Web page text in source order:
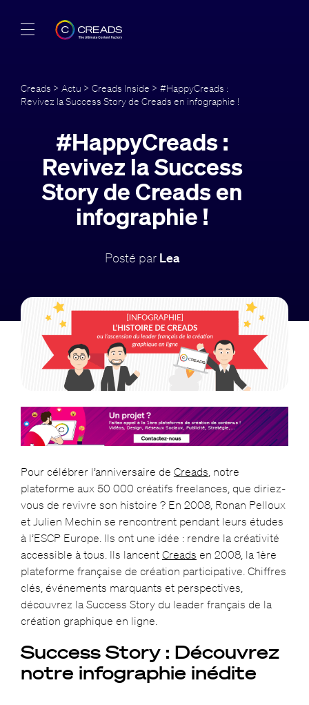
Offres
À propos
Guide
Creads > Actu > Creads Inside > #HappyCreads :
Revivez la Success Story de Creads en infographie !
#HappyCreads :
Revivez la Success
Story de Creads en
infographie !
Posté par Lea
Pour célébrer l’anniversaire de Creads, notre
plateforme aux 50 000 créatifs freelances, que diriez-
vous de revivre son histoire ? En 2008, Ronan Pelloux
et Julien Mechin se rencontrent pendant leurs études
à l’ESCP Europe. Ils ont une idée : rendre la créativité
accessible à tous. Ils lancent Creads en 2008, la 1ère
plateforme française de création participative. Chiffres
clés, événements marquants et perspectives,
découvrez la Success Story du leader français de la
création graphique en ligne.
Success Story : Découvrez
notre infographie inédite